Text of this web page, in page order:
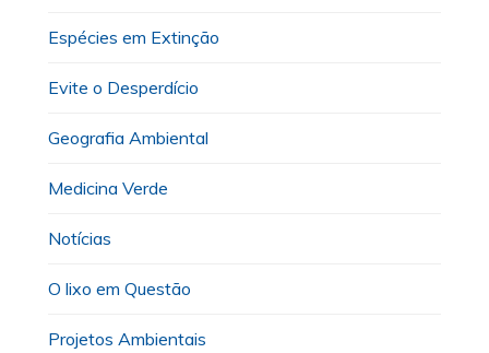
Espécies em Extinção
Evite o Desperdício
Geografia Ambiental
Medicina Verde
Notícias
O lixo em Questão
Projetos Ambientais